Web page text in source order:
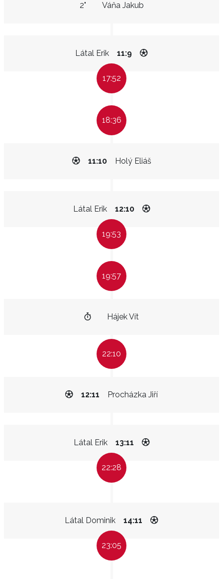
Váňa Jakub
2"
Látal Erik 11:9
17:52
18:36
Holý Eliáš
11:10
Látal Erik 12:10
19:53
19:57
Hájek Vít
22:10
Procházka Jiří
12:11
Látal Erik 13:11
22:28
Látal Dominik 14:11
23:05